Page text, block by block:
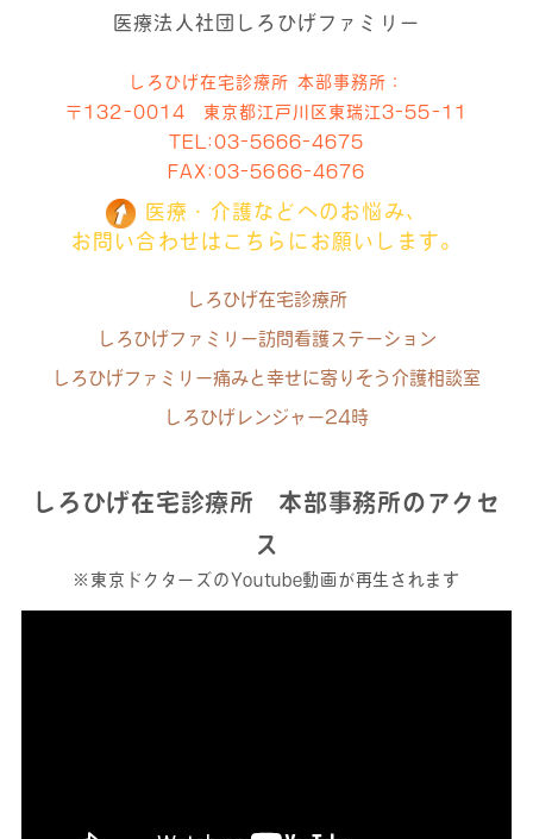
医療法人社団しろひげファミリー
しろひげ在宅診療所 本部事務所：
〒132-0014 東京都江戸川区東瑞江3-55-11
TEL: 03-5666-4675
FAX:03-5666-4676
医療・介護などへのお悩み、
お問い合わせはこちらにお願いします。
しろひげ在宅診療所
しろひげファミリー訪問看護ステーション
しろひげファミリー痛みと幸せに寄りそう介護相談室
しろひげレンジャー24時
しろひげ在宅診療所 本部事務所のアクセ
ス
※東京ドクターズのYoutube動画が再生されます